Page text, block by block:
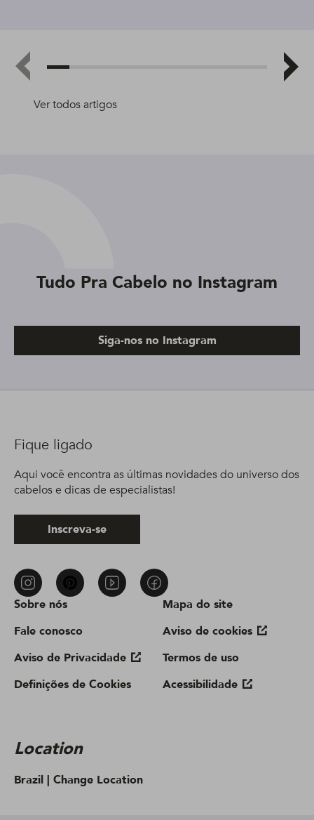
Ver todos artigos
Tudo Pra Cabelo no Instagram
Siga-nos no Instagram
Sobre nós
Fale conosco
Aviso de Privacidade
Definições de Cookies
Mapa do site
Aviso de cookies
Termos de uso
Acessibilidade
Location
Brazil | Change Location
Fique ligado
Aqui você encontra as últimas novidades do universo dos
cabelos e dicas de especialistas!
Inscreva-se